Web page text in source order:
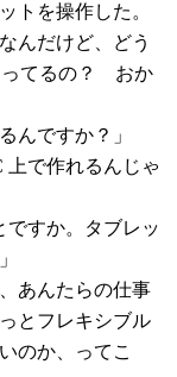
トを操作した。
んだけど、どう
ってるの？ おか
んですか？」
で作れるんじゃ
すか。タブレッ
あんたらの仕事
とフレキシブル
のか、ってこ